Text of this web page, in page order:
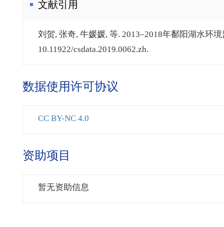
文献引用
刘贺, 张奇, 牛媛媛, 等. 2013–2018年鄱阳湖水环
10.11922/csdata.2019.0062.zh.
数据使用许可协议
CC BY-NC 4.0
资助项目
暂无资助信息